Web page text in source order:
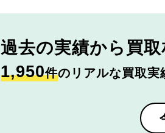
過去の実績から 買
1,950件のリアルな買取実